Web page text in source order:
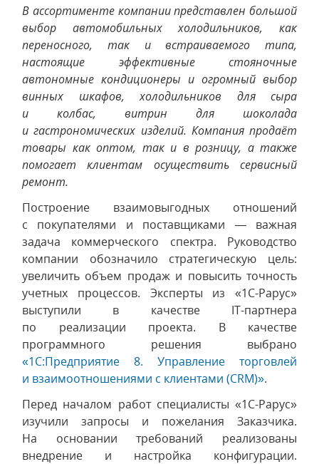
В ассортименте компании представлен большой
выбор автомобильных холодильников, как
переносного, так и встраиваемого типа,
настоящие эффективные стояночные
автономные кондиционеры и огромный выбор
винных шкафов, холодильников для сыра
и колбас, витрин для шоколада
и гастрономических изделий. Компания продаёт
товары как оптом, так и в розницу, а также
помогает клиентам осуществить сервисный
ремонт.
Построение взаимовыгодных отношений
с покупателями и поставщиками — важная
задача коммерческого спектра. Руководство
компании обозначило стратегическую цель:
увеличить объем продаж и повысить точность
учетных процессов. Эксперты из «1С-Рарус»
выступили в качестве IT-партнера
по реализации проекта. В качестве
программного решения выбрано
«1С:Предприятие 8. Управление торговлей
и взаимоотношениями с клиентами (CRM)».
Перед началом работ специалисты «1С-Рарус»
изучили запросы и пожелания Заказчика.
На основании требований реализованы
внедрение и настройка конфигурации.